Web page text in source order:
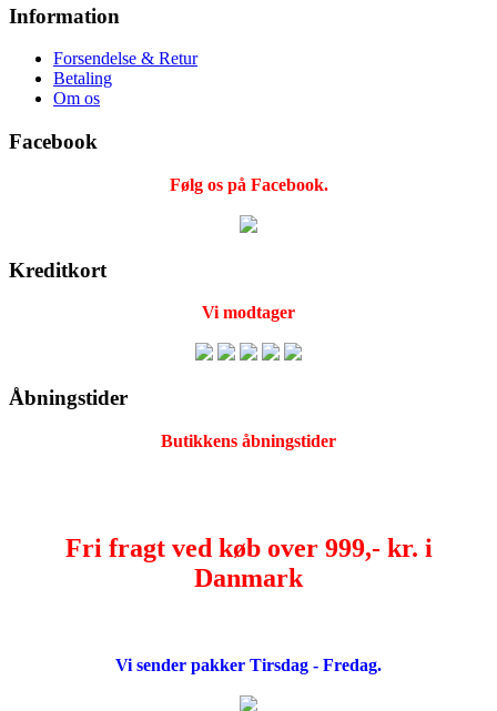
Information
Forsendelse & Retur
Betaling
Om os
Facebook
Følg os på Facebook.
Kreditkort
Vi modtager
Åbningstider
Butikkens åbningstider
Fri fragt ved køb over 999,- kr. i
Danmark
Vi sender pakker Tirsdag - Fredag.